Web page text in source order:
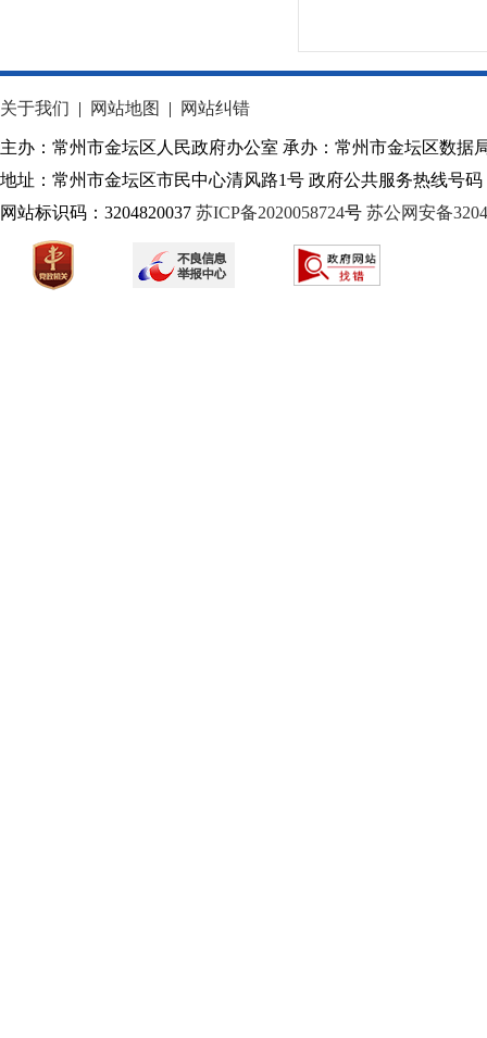
关于我们 | 网站地图 | 网站纠错
主办：常州市金坛区人民政府办公室 承办：常州市金坛区数据
地址：常州市金坛区市民中心清风路1号 政府公共服务热线号码
网站标识码：3204820037 苏ICP备2020058724号 苏公网安备